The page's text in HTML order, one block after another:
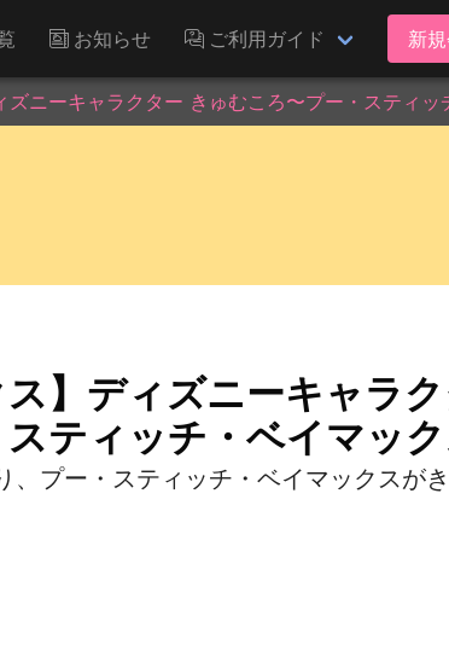
お知らせ ご利用ガイド 新
ズニーキャラクター きゅむころ〜プー・スティッ
ス】ディズニーキャラ
ティッチ・ベイマッ
、プー・スティッチ・ベイマックスが